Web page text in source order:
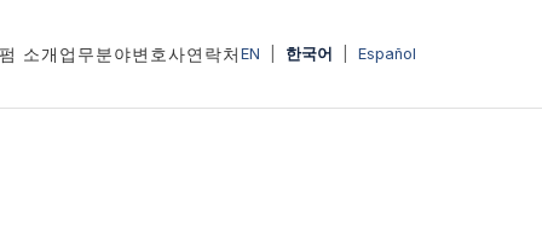
소개 업무분야변호사연락처 EN 한국어 Español